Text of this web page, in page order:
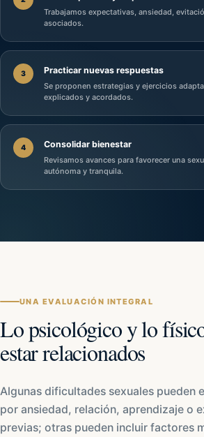
Trabajamos expectativas, ansiedad,
asociados.
3 Practicar nuevas respuestas
Se proponen estrategias y ejercicios
explicados y acordados.
4 Consolidar bienestar
Revisamos avances para favorecer una
autónoma y tranquila.
UNA EVALUACIÓN INTEGRAL
Lo psicológico y lo
estar relacionados
Algunas dificultades sexuales pueden
por ansiedad, relación, aprendizaje o
previas; otras pueden incluir factores